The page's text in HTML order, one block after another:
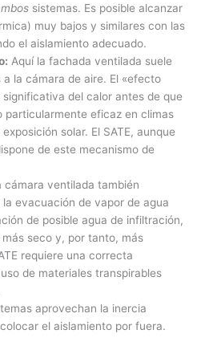
sistemas. Es posible alcanzar
muy bajos y similares con las
el aislamiento adecuado.
Aquí la fachada ventilada suele
la cámara de aire. El «efecto
del calor antes de que
particularmente eficaz en climas
solar. El SATE, aunque
de este mecanismo de
cámara ventilada también
evacuación de vapor de agua
de posible agua de infiltración,
seco y, por tanto, más
requiere una correcta
de materiales transpirables
aprovechan la inercia
el aislamiento por fuera.